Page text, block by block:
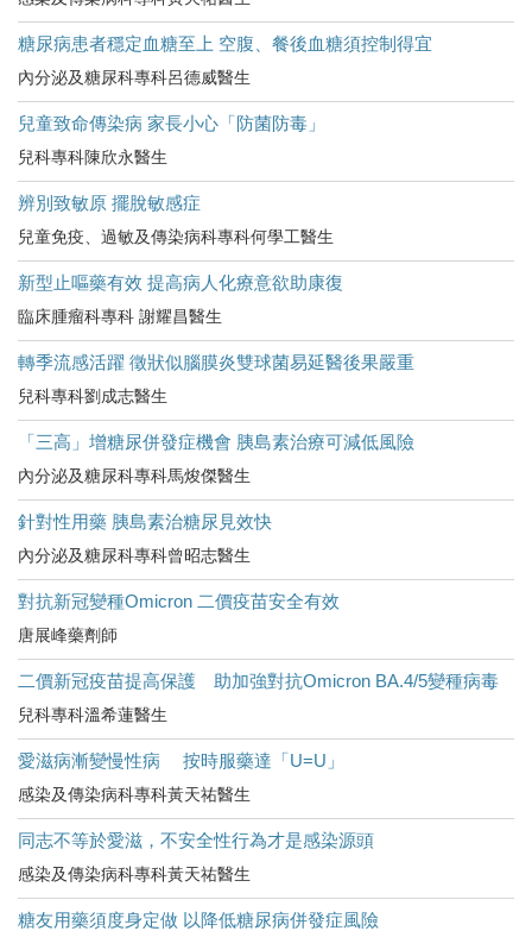
糖尿病患者穩定血糖至上 空腹、餐後血糖須控制得宜
內分泌及糖尿科專科呂德威醫生
兒童致命傳染病 家長小心「防菌防毒」
兒科專科陳欣永醫生
辨別致敏原 擺脫敏感症
兒童免疫、過敏及傳染病科專科何學工醫生
新型止嘔藥有效 提高病人化療意欲助康復
臨床腫瘤科專科 謝耀昌醫生
轉季流感活躍 徵狀似腦膜炎雙球菌易延醫後果嚴重
兒科專科劉成志醫生
「三高」增糖尿併發症機會 胰島素治療可減低風險
內分泌及糖尿科專科馬焌傑醫生
針對性用藥 胰島素治糖尿見效快
內分泌及糖尿科專科曾昭志醫生
對抗新冠變種Omicron 二價疫苗安全有效
唐展峰藥劑師
二價新冠疫苗提高保護 助加強對抗Omicron BA.4/5變種病毒
兒科專科溫希蓮醫生
愛滋病漸變慢性病 按時服藥達「U=U」
感染及傳染病科專科黃天祐醫生
同志不等於愛滋，不安全性行為才是感染源頭
感染及傳染病科專科黃天祐醫生
糖友用藥須度身定做 以降低糖尿病併發症風險